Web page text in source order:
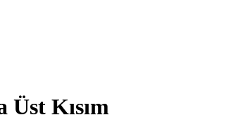
Kısım